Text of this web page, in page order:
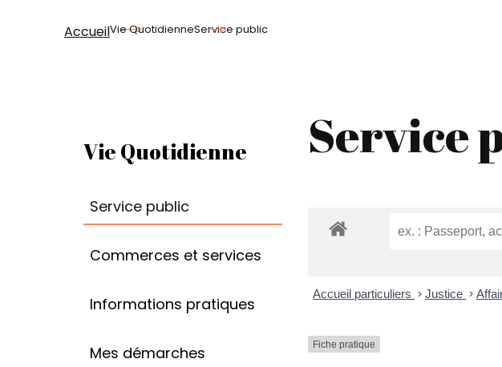
AccueilVie QuotidienneService public
Vie Quotidienne
Service public
Commerces et services
Informations pratiques
Mes démarches
Service
Accueil particuliers > Justice >
Fiche pratique